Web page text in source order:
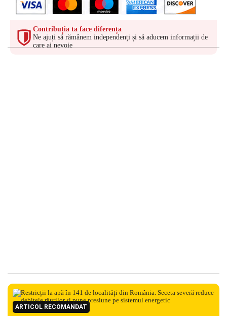
Contribuția ta face diferența
Ne ajuți să rămânem independenți și să aducem informații de
care ai nevoie
ARTICOL RECOMANDAT